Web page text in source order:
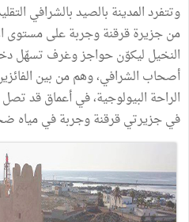
وتتفرد المدينة بالصيد بالشرافي
من جزيرة قرقنة وجربة على مستوى
النخيل ليكوّن حواجز وغرف تسهّل
أصحاب الشرافي، وهم من بين
في جزيرتي قرقنة وجربة في مياه